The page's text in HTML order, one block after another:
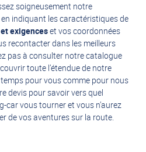
soigneusement notre
indiquant les caractéristiques de
exigenceset vos coordonnées
recontacter dans les meilleurs
pas à consulter notrecatalogue
toute l’étendue de notre
pour vous comme pour nous
devis pour savoir vers quel
vous tourner et vous n’aurez
de vos aventures sur la route.